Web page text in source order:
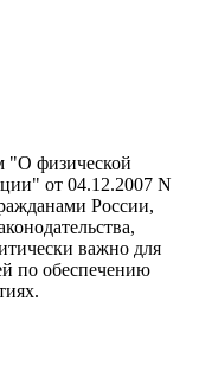
"О физической
от 04.12.2007 N
России,
важно для
по обеспечению